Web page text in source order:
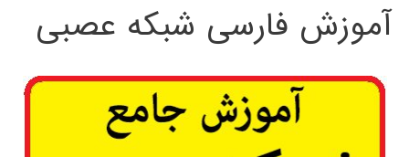
آموزش فارسی شبکه عصبی